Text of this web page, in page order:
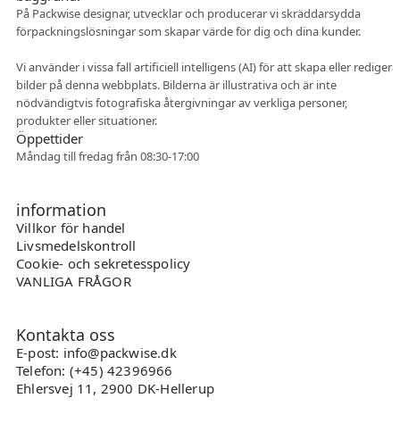
På Packwise designar, utvecklar och producerar vi skräddarsydda
förpackningslösningar som skapar värde för dig och dina kunder.
Vi använder i vissa fall artificiell intelligens (AI) för att skapa eller redigera
bilder på denna webbplats. Bilderna är illustrativa och är inte
nödvändigtvis fotografiska återgivningar av verkliga personer,
produkter eller situationer.
Öppettider
Måndag till fredag från 08:30-17:00
information
Villkor för handel
Livsmedelskontroll
Cookie- och sekretesspolicy
VANLIGA FRÅGOR
Kontakta oss
E-post: info@packwise.dk
Telefon: (+45) 42396966
Ehlersvej 11, 2900 DK-Hellerup